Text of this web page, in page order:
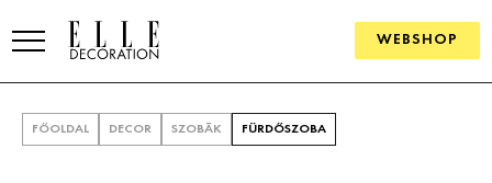
WEBSHOP
FŐOLDAL DECOR SZOBÁK FÜRDŐSZOBA